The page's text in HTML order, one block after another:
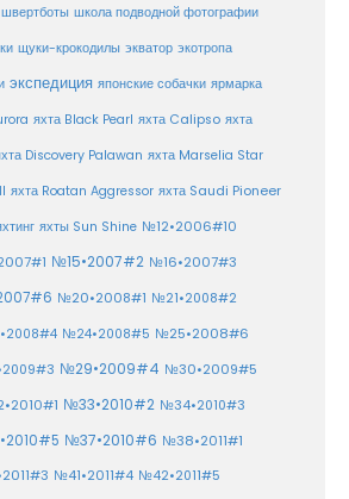
швертботы школа подводной фотографии
щуки-крокодилы экватор экотропа
экспедиция японские собачки ярмарка
яхта Black Pearl яхта Calipso яхта
Discovery Palawan яхта Marselia Star
яхта Roatan Aggressor яхта Saudi Pioneer
яхты Sun Shine №12•2006#10
№15•2007#2 №16•2007#3
№20•2008#1 №21•2008#2
№24•2008#5 №25•2008#6
№29•2009#4 №30•2009#5
№33•2010#2 №34•2010#3
№37•2010#6 №38•2011#1
№41•2011#4 №42•2011#5